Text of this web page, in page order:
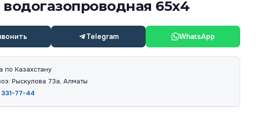
водогазопроводная 65х4
Telegram WhatsApp
по Казахстану
Рыскулова 73а, Алматы
77-44